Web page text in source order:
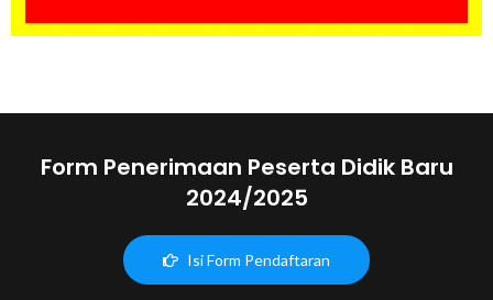
Form Penerimaan Peserta Didik Baru
2024/2025
Isi Form Pendaftaran